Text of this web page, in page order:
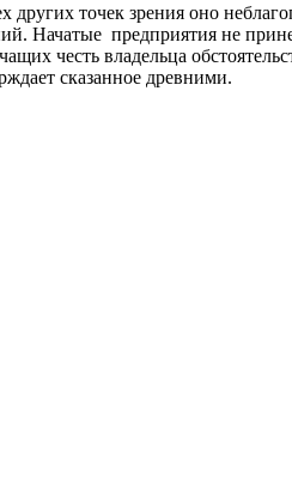
точек зрения оно
Начатые предприятия не
честь владельца
сказанное древними.